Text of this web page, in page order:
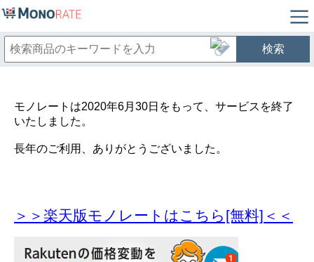
検索
モノレートは2020年6月30日をもって、サービスを終了
いたしました。
長年のご利用、ありがとうございました。
＞＞楽天版モノレートはこちら[無料]＜＜